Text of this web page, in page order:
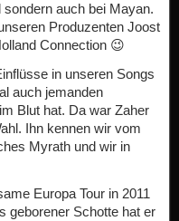
auch bei Mayan.
Produzenten Joost
Connection 😉
in unseren Songs
auch jemanden
Blut hat. Da war Zaher
Ihn kennen wir vom
Myrath und wir in
Europa Tour in 2011
geborener Schotte hat er